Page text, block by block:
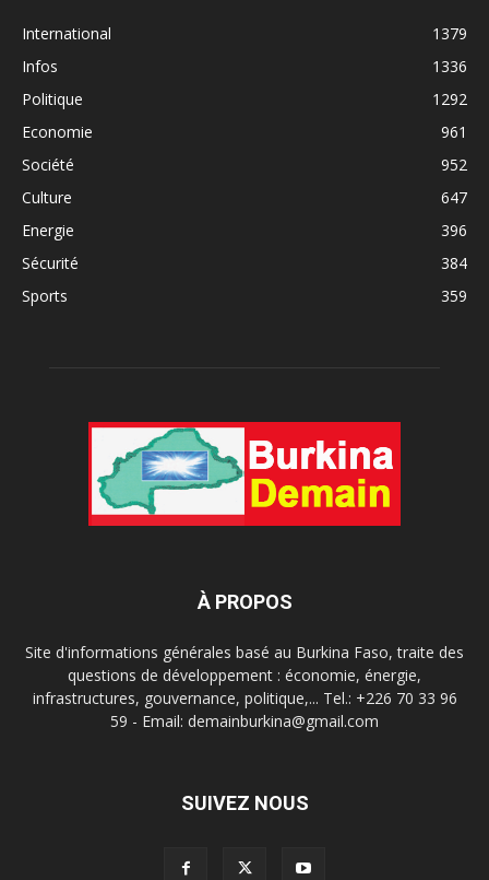
International
1379
Infos
1336
Politique
1292
Economie
961
Société
952
Culture
647
Energie
396
Sécurité
384
Sports
359
À PROPOS
Site d'informations générales basé au Burkina Faso, traite des
questions de développement : économie, énergie,
infrastructures, gouvernance, politique,... Tel.: +226 70 33 96
59 - Email: demainburkina@gmail.com
SUIVEZ NOUS